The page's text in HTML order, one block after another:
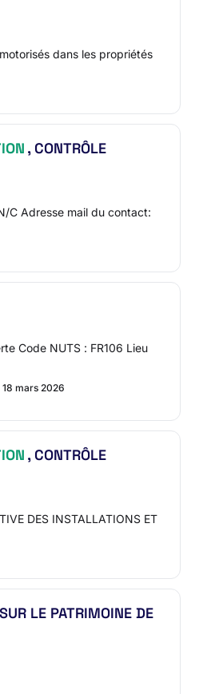
dans les propriétés
, CONTRÔLE
C Adresse mail du contact:
Code NUTS : FR106 Lieu
18 mars 2026
, CONTRÔLE
DES INSTALLATIONS ET
LE PATRIMOINE DE